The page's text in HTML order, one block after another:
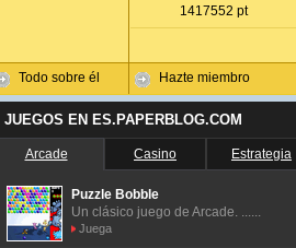
Todo sobre él
1417552 pt
Hazte miembro
JUEGOS EN ES.PAPERBLOG.COM
Arcade Casino Estrategia
Puzzle Bobble
Un clásico juego de Arcade. ......
Juega